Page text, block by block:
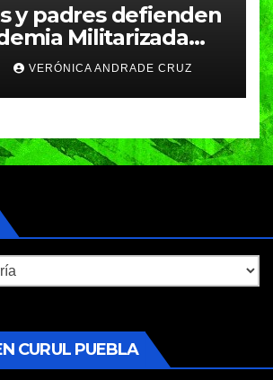
y padres defienden
Militarizada
en Puebla;
SEP no cerrar el
VERÓNICA ANDRADE CRUZ
CURUL PUEBLA